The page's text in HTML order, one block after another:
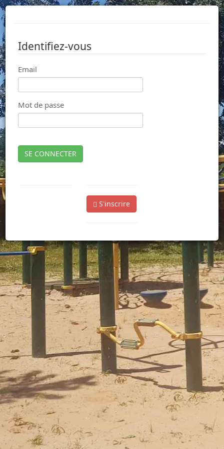
Identifiez-vous
Email
Mot de passe
SE CONNECTER
S'inscrire